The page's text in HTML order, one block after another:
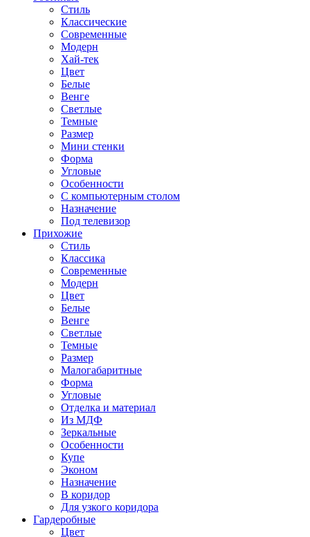
Стиль
Классические
Современные
Модерн
Хай-тек
Цвет
Белые
Венге
Светлые
Темные
Размер
Мини стенки
Форма
Угловые
Особенности
С компьютерным столом
Назначение
Под телевизор
Прихожие
Стиль
Классика
Современные
Модерн
Цвет
Белые
Венге
Светлые
Темные
Размер
Малогабаритные
Форма
Угловые
Отделка и материал
Из МДФ
Зеркальные
Особенности
Купе
Эконом
Назначение
В коридор
Для узкого коридора
Гардеробные
Цвет